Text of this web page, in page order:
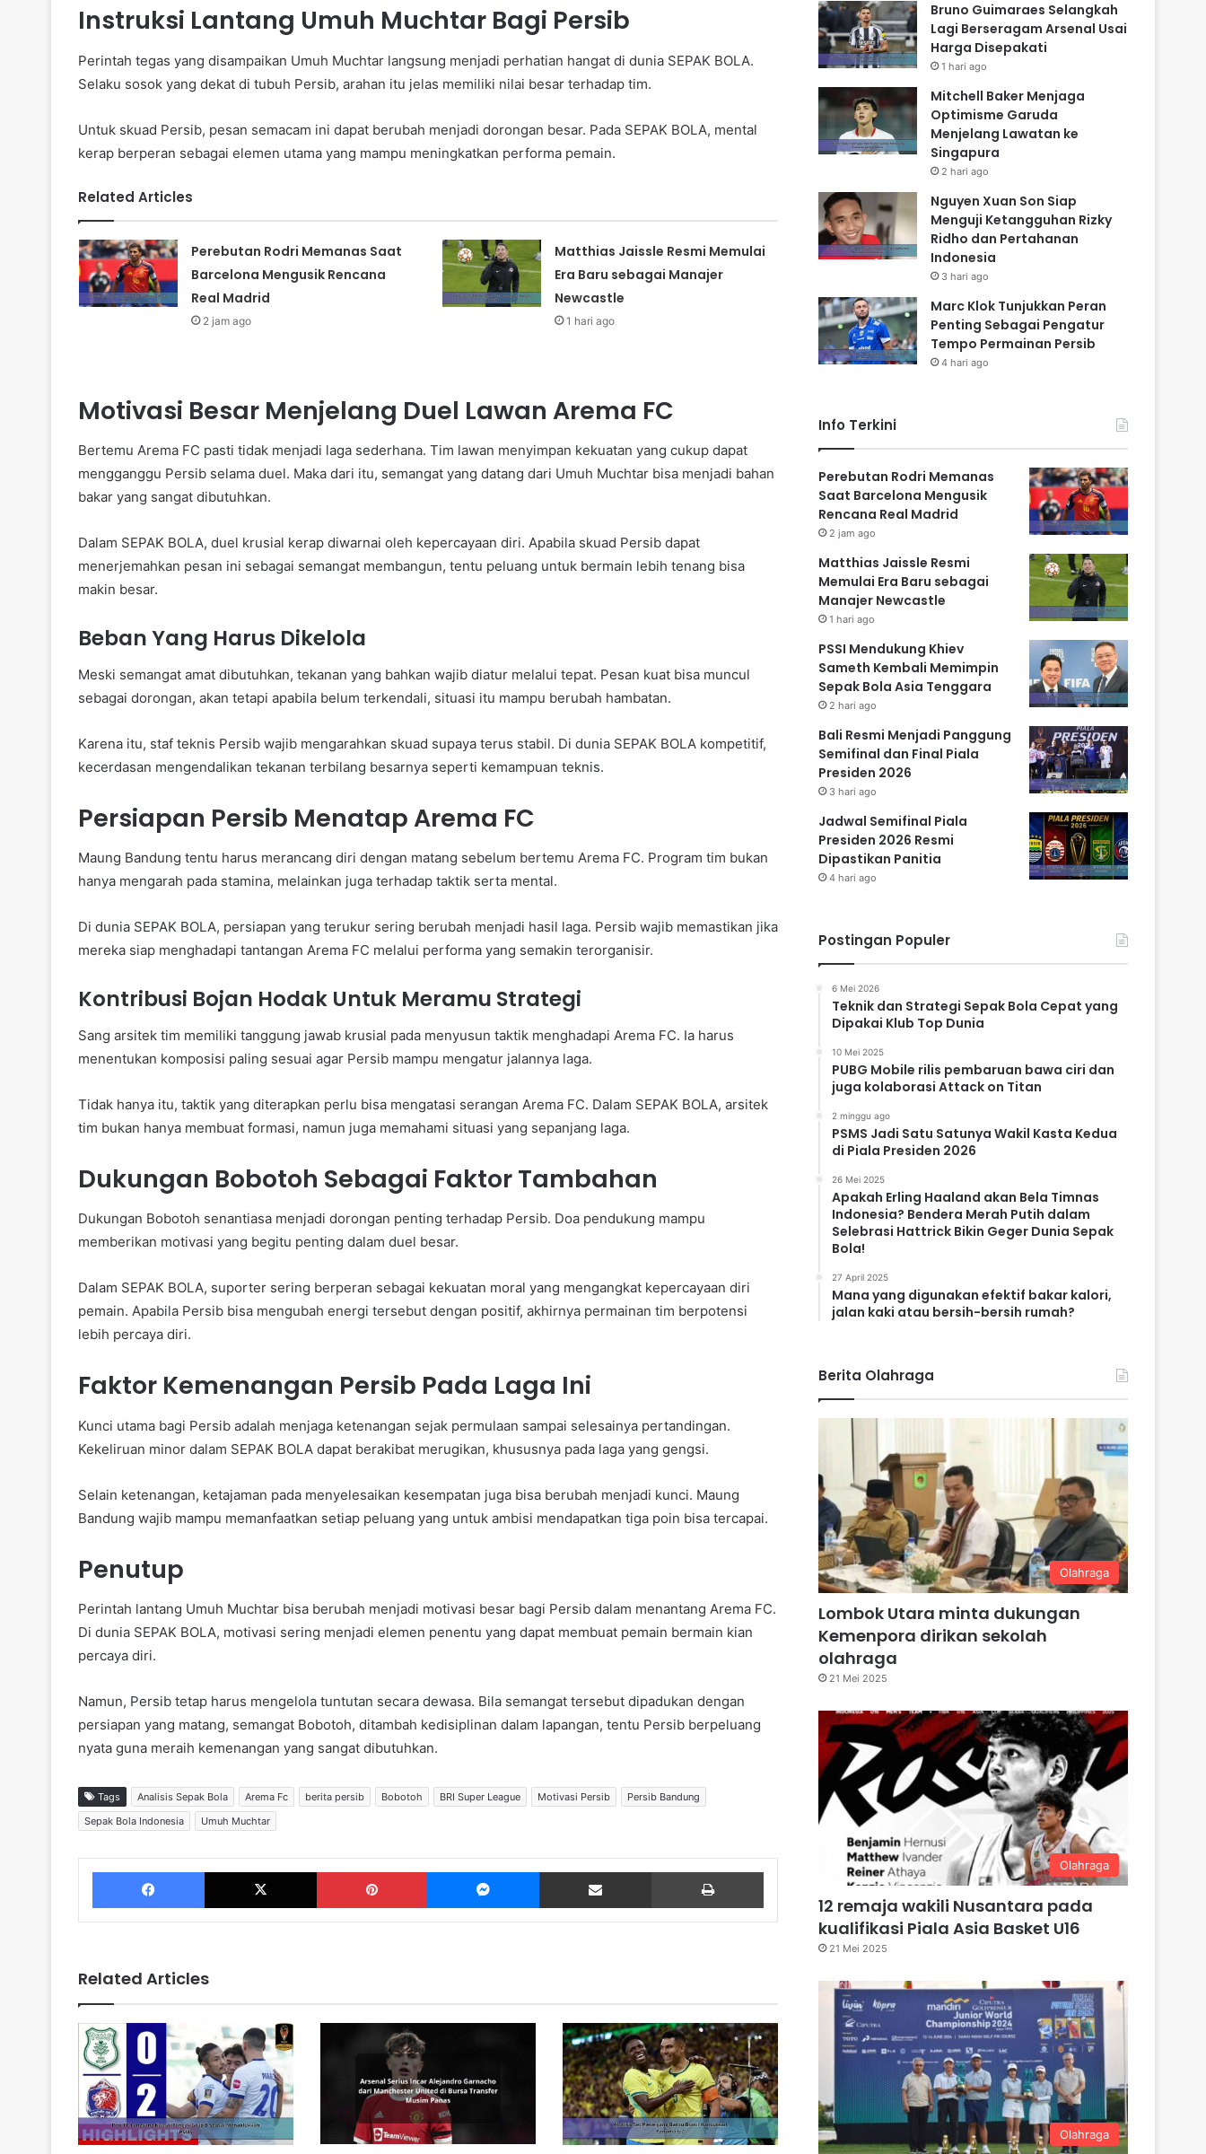
Instruksi Lantang Umuh Muchtar Bagi Persib
Perintah tegas yang disampaikan Umuh Muchtar langsung menjadi perhatian hangat di dunia SEPAK BOLA.
Selaku sosok yang dekat di tubuh Persib, arahan itu jelas memiliki nilai besar terhadap tim.
Untuk skuad Persib, pesan semacam ini dapat berubah menjadi dorongan besar. Pada SEPAK BOLA, mental
kerap berperan sebagai elemen utama yang mampu meningkatkan performa pemain.
Related Articles
Perebutan Rodri Memanas Saat
Barcelona Mengusik Rencana
Real Madrid
2 jam ago
Matthias Jaissle Resmi Memulai
Era Baru sebagai Manajer
Newcastle
1 hari ago
Motivasi Besar Menjelang Duel Lawan Arema FC
Bertemu Arema FC pasti tidak menjadi laga sederhana. Tim lawan menyimpan kekuatan yang cukup dapat
mengganggu Persib selama duel. Maka dari itu, semangat yang datang dari Umuh Muchtar bisa menjadi bahan
bakar yang sangat dibutuhkan.
Dalam SEPAK BOLA, duel krusial kerap diwarnai oleh kepercayaan diri. Apabila skuad Persib dapat
menerjemahkan pesan ini sebagai semangat membangun, tentu peluang untuk bermain lebih tenang bisa
makin besar.
Beban Yang Harus Dikelola
Meski semangat amat dibutuhkan, tekanan yang bahkan wajib diatur melalui tepat. Pesan kuat bisa muncul
sebagai dorongan, akan tetapi apabila belum terkendali, situasi itu mampu berubah hambatan.
Karena itu, staf teknis Persib wajib mengarahkan skuad supaya terus stabil. Di dunia SEPAK BOLA kompetitif,
kecerdasan mengendalikan tekanan terbilang besarnya seperti kemampuan teknis.
Persiapan Persib Menatap Arema FC
Maung Bandung tentu harus merancang diri dengan matang sebelum bertemu Arema FC. Program tim bukan
hanya mengarah pada stamina, melainkan juga terhadap taktik serta mental.
Di dunia SEPAK BOLA, persiapan yang terukur sering berubah menjadi hasil laga. Persib wajib memastikan jika
mereka siap menghadapi tantangan Arema FC melalui performa yang semakin terorganisir.
Kontribusi Bojan Hodak Untuk Meramu Strategi
Sang arsitek tim memiliki tanggung jawab krusial pada menyusun taktik menghadapi Arema FC. Ia harus
menentukan komposisi paling sesuai agar Persib mampu mengatur jalannya laga.
Tidak hanya itu, taktik yang diterapkan perlu bisa mengatasi serangan Arema FC. Dalam SEPAK BOLA, arsitek
tim bukan hanya membuat formasi, namun juga memahami situasi yang sepanjang laga.
Dukungan Bobotoh Sebagai Faktor Tambahan
Dukungan Bobotoh senantiasa menjadi dorongan penting terhadap Persib. Doa pendukung mampu
memberikan motivasi yang begitu penting dalam duel besar.
Dalam SEPAK BOLA, suporter sering berperan sebagai kekuatan moral yang mengangkat kepercayaan diri
pemain. Apabila Persib bisa mengubah energi tersebut dengan positif, akhirnya permainan tim berpotensi
lebih percaya diri.
Faktor Kemenangan Persib Pada Laga Ini
Kunci utama bagi Persib adalah menjaga ketenangan sejak permulaan sampai selesainya pertandingan.
Kekeliruan minor dalam SEPAK BOLA dapat berakibat merugikan, khususnya pada laga yang gengsi.
Selain ketenangan, ketajaman pada menyelesaikan kesempatan juga bisa berubah menjadi kunci. Maung
Bandung wajib mampu memanfaatkan setiap peluang yang untuk ambisi mendapatkan tiga poin bisa tercapai.
Penutup
Perintah lantang Umuh Muchtar bisa berubah menjadi motivasi besar bagi Persib dalam menantang Arema FC.
Di dunia SEPAK BOLA, motivasi sering menjadi elemen penentu yang dapat membuat pemain bermain kian
percaya diri.
Namun, Persib tetap harus mengelola tuntutan secara dewasa. Bila semangat tersebut dipadukan dengan
persiapan yang matang, semangat Bobotoh, ditambah kedisiplinan dalam lapangan, tentu Persib berpeluang
nyata guna meraih kemenangan yang sangat dibutuhkan.
Tags Analisis Sepak Bola Arema Fc berita persib Bobotoh BRI Super League Motivasi Persib
Persib Bandung
Sepak Bola Indonesia
Umuh Muchtar
Facebook X Pinterest Messenger Share via Email
Related Articles
Bruno Guimaraes Selangkah
Lagi Berseragam Arsenal Usai
Harga Disepakati
1 hari ago
Mitchell Baker Menjaga
Optimisme Garuda
Menjelang Lawatan ke
Singapura
2 hari ago
Nguyen Xuan Son Siap
Menguji Ketangguhan Rizky
Ridho dan Pertahanan
Indonesia
3 hari ago
Marc Klok Tunjukkan Peran
Penting Sebagai Pengatur
Tempo Permainan Persib
4 hari ago
Info Terkini
Perebutan Rodri Memanas
Saat Barcelona Mengusik
Rencana Real Madrid
2 jam ago
Matthias Jaissle Resmi
Memulai Era Baru sebagai
Manajer Newcastle
1 hari ago
PSSI Mendukung Khiev
Sameth Kembali Memimpin
Sepak Bola Asia Tenggara
2 hari ago
Bali Resmi Menjadi Panggung
Semifinal dan Final Piala
Presiden 2026
3 hari ago
Jadwal Semifinal Piala
Presiden 2026 Resmi
Dipastikan Panitia
4 hari ago
Postingan Populer
6 Mei 2026
Teknik dan Strategi Sepak Bola Cepat yang
Dipakai Klub Top Dunia
10 Mei 2025
PUBG Mobile rilis pembaruan bawa ciri dan
juga kolaborasi Attack on Titan
2 minggu ago
PSMS Jadi Satu Satunya Wakil Kasta Kedua
di Piala Presiden 2026
26 Mei 2025
Apakah Erling Haaland akan Bela Timnas
Indonesia? Bendera Merah Putih dalam
Selebrasi Hattrick Bikin Geger Dunia Sepak
Bola!
27 April 2025
Mana yang digunakan efektif bakar kalori,
jalan kaki atau bersih-bersih rumah?
Berita Olahraga
Olahraga
Lombok Utara minta dukungan
Kemenpora dirikan sekolah
olahraga
21 Mei 2025
Olahraga
12 remaja wakili Nusantara pada
kualifikasi Piala Asia Basket U16
21 Mei 2025
Olahraga